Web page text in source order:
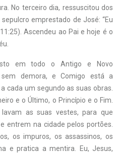
No terceiro dia, ressuscitou dos
emprestado de José: “Eu
Ascendeu ao Pai e hoje é o
em todo o Antigo e Novo
sem demora, e Comigo está a
cada um segundo as suas obras.
e o Último, o Princípio e o Fim.
as suas vestes, para que
entrem na cidade pelos portões.
os impuros, os assassinos, os
e pratica a mentira. Eu, Jesus,